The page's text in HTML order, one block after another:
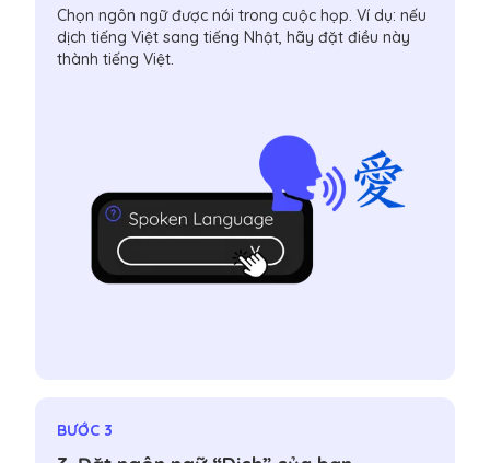
Chọn ngôn ngữ được nói trong cuộc họp. Ví dụ: nếu
dịch tiếng Việt sang tiếng Nhật, hãy đặt điều này
thành tiếng Việt.
BƯỚC 3